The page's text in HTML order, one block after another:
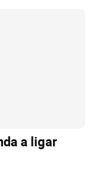
a ligar